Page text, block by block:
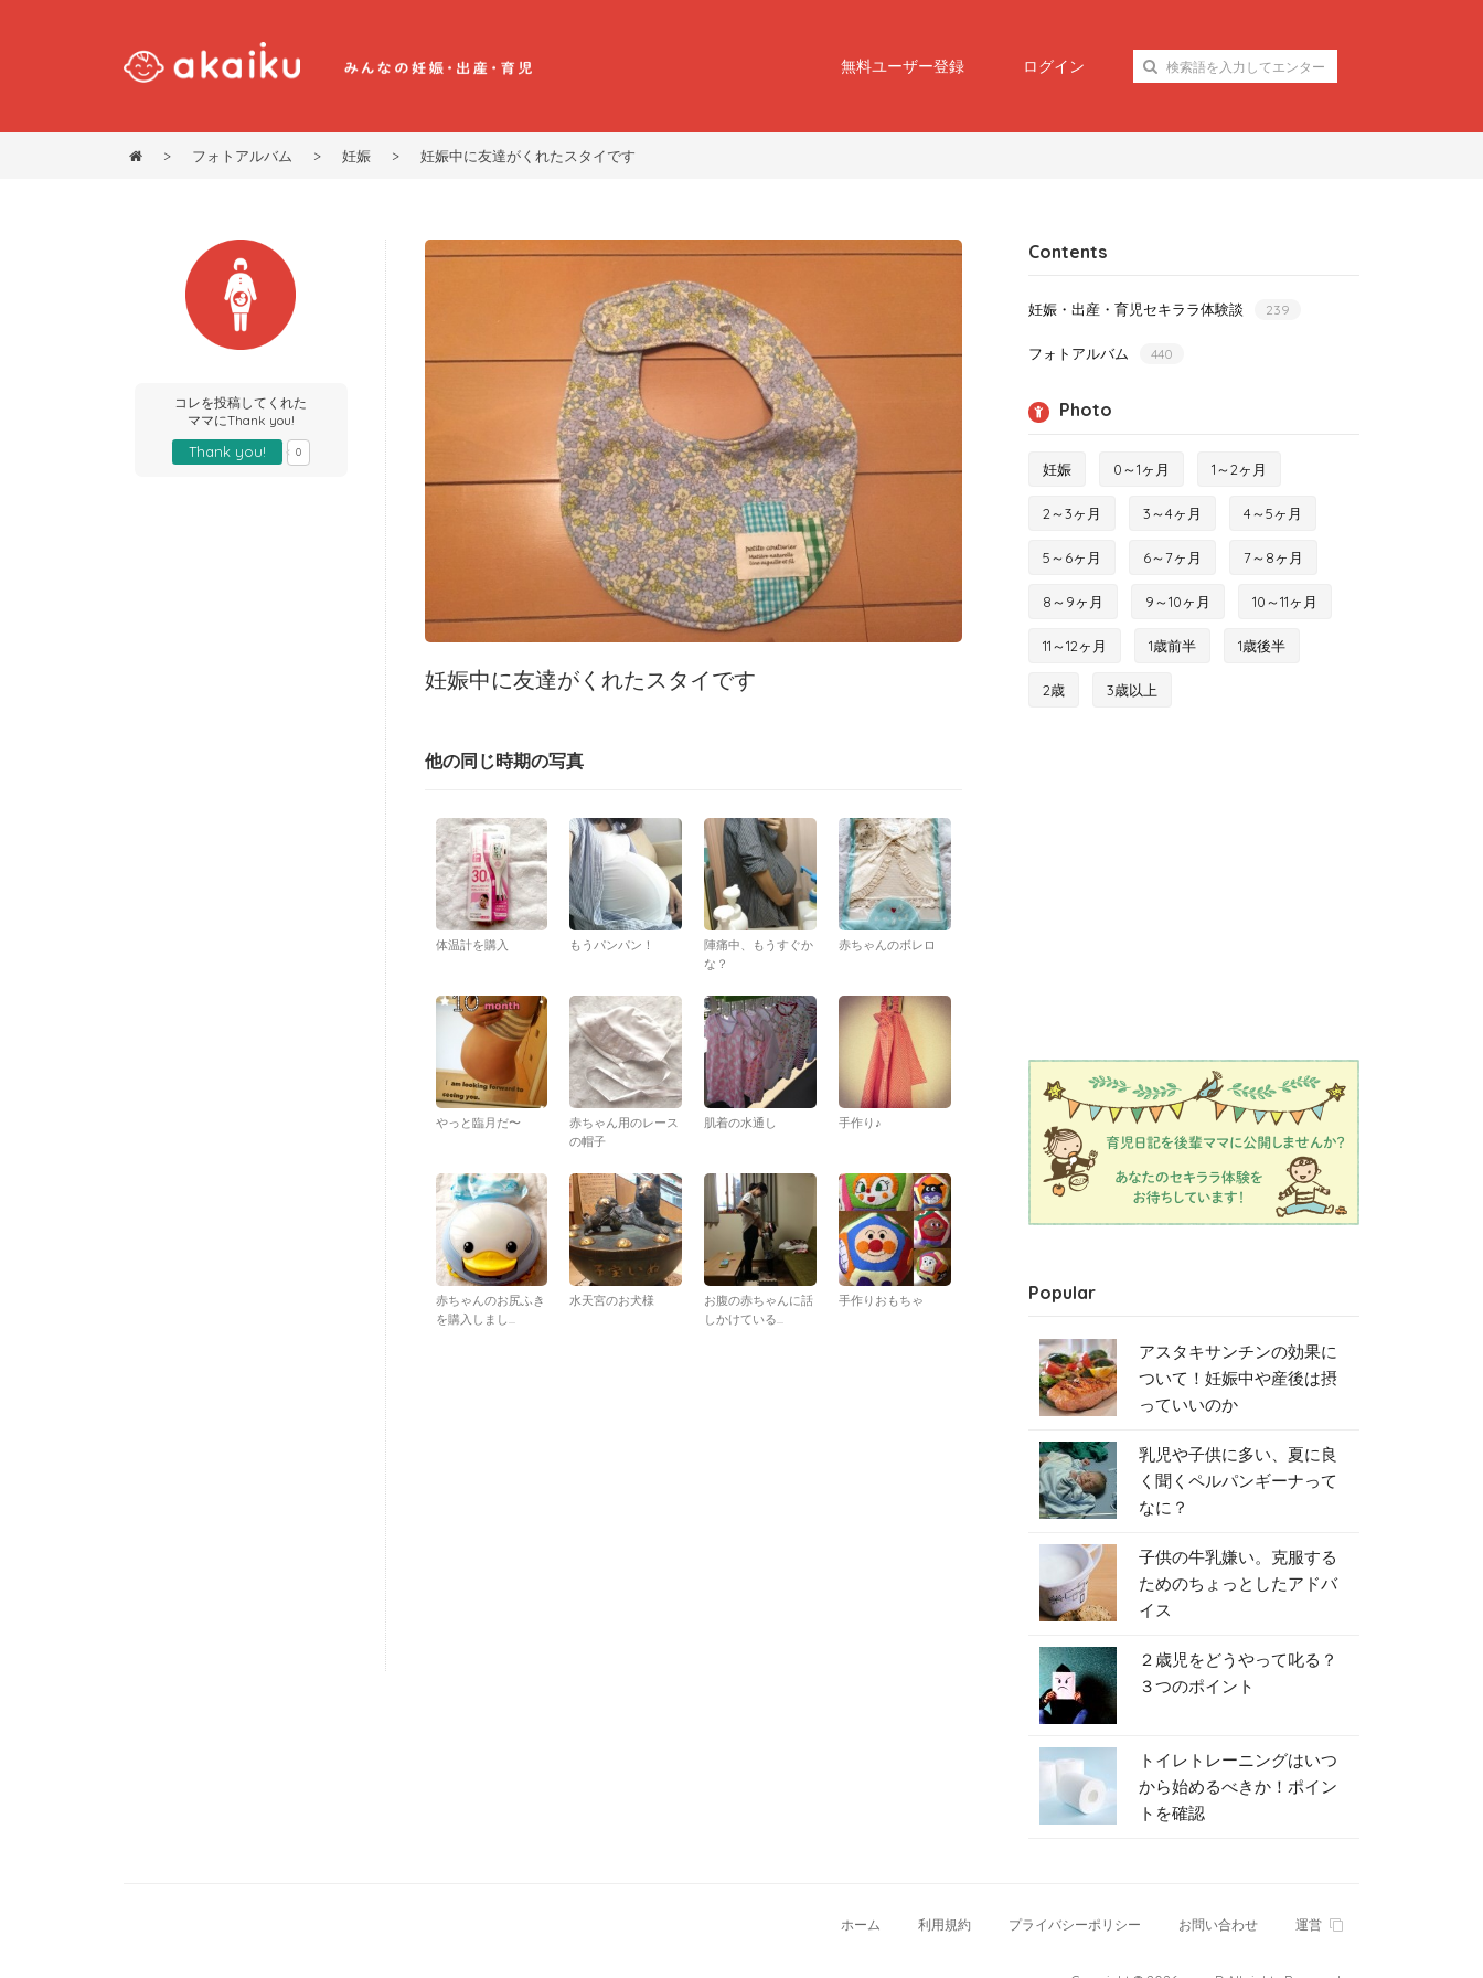
無料ユーザー登録 ログイン
> フォトアルバム > 妊娠 > 妊娠中に友達がくれたスタイです
コレを投稿してくれた
ママにThank you!
Thank you! 0
妊娠中に友達がくれたスタイです
他の同じ時期の写真
体温計を購入 もうパンパン！
陣痛中、もうすぐか
な？
赤ちゃんのボレロ
やっと臨月だ〜
赤ちゃん用のレース
の帽子
肌着の水通し 手作り♪
赤ちゃんのお尻ふき
を購入しまし...
水天宮のお犬様
お腹の赤ちゃんに話
しかけている...
手作りおもちゃ
Contents
妊娠・出産・育児セキララ体験談 239
フォトアルバム 440
Photo
妊娠 0～1ヶ月 1～2ヶ月
2～3ヶ月 3～4ヶ月 4～5ヶ月
5～6ヶ月 6～7ヶ月 7～8ヶ月
8～9ヶ月 9～10ヶ月 10～11ヶ月
11～12ヶ月 1歳前半 1歳後半
2歳 3歳以上
Popular
アスタキサンチンの効果に
ついて！妊娠中や産後は摂
っていいのか
乳児や子供に多い、夏に良
く聞くペルパンギーナって
なに？
子供の牛乳嫌い。克服する
ためのちょっとしたアドバ
イス
２歳児をどうやって叱る？
３つのポイント
トイレトレーニングはいつ
から始めるべきか！ポイン
トを確認
ホーム 利用規約 プライバシーポリシー お問い合わせ 運営